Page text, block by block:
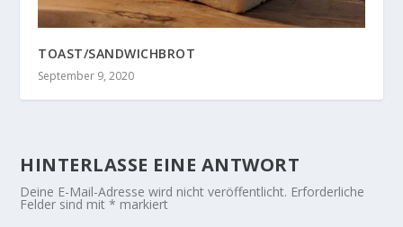
TOAST/SANDWICHBROT
September 9, 2020
HINTERLASSE EINE ANTWORT
Deine E-Mail-Adresse wird nicht veröffentlicht. Erforderliche
Felder sind mit* markiert